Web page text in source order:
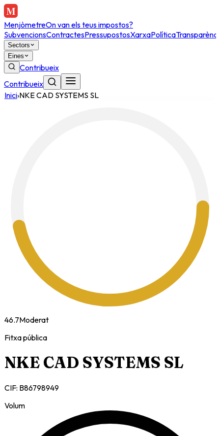
MenjòmetreOn van els teus impostos?
SubvencionsContractesPressupostosXarxaPolítica
Sectors
Eines
Contribueix
Contribueix
Inici›NKE CAD SYSTEMS SL
46.7Moderat
Fitxa pública
NKE CAD SYSTEMS SL
CIF: B86798949
Volum